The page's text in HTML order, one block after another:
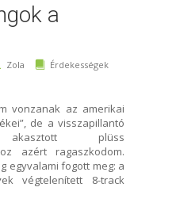
a
Zola
Érdekességek
vonzanak az amerikai
de a visszapillantó
plüss
azért ragaszkodom.
egyvalami fogott meg: a
végtelenített 8-track